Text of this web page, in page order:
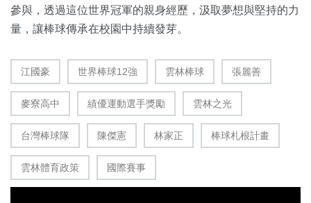
參與，透過這位世界冠軍的親身經歷，汲取夢想與堅持的力
量，讓棒球傳承在校園中持續發芽。
江國豪 世界棒球12強 雲林棒球 張麗善
麥寮高中 績優運動選手獎勵 雲林之光
台灣棒球隊 陳傑憲 林家正 棒球札根計畫
雲林體育政策 國際賽事